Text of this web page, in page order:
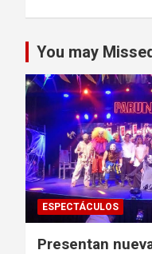
entradas
You may
ESPECTÁCULOS
Presentan